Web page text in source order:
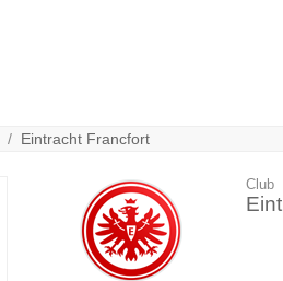
/ Eintracht Francfort
Club